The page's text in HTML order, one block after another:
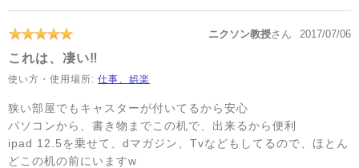
ニクソン教授さん 2017/07/06
これは、凄い‼︎
使い方・使用場所: 仕事、娯楽
狭い部屋でもキャスターが付いてるから安心
パソコンから、書き物までこの机で、出来るから便利
ipad 12.5を乗せて、dマガジン、Tvなどもしてるので、ほとん
どこの机の前にいますw